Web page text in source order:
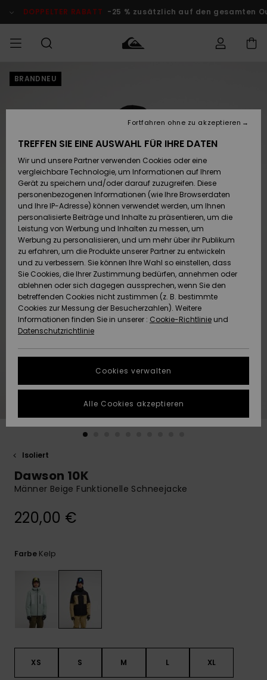
Produktinformation
DOPPELTER RABATT -25 % zusätzlich auf den gesamten
MÄNNER
Accessoires
Schuhe&
Flip-Flops
Surf
Snow
Brandneu
Highlights
Accessoires
Schuhe&
Flip-Flops
Surf
Snow
Brandneu
Highlights
FRAUEN
Brandneu
Highlights
Snow
SURF
Kinder
Highlights
Community
SNOW
Snow Shop
Kinder
Snow Shop
Damen
Highlights
Community
DOPPELTER
RABATT
KINDER
Outlet
Frauen
HILFE & KONTAKT
Retouren
Bezahlung
Geschenkkarte
Quiksilver
Freedom
Datenschutz
Starten Sie eine
um die
schnellste
Antwort auf Ihre
Finden Sie
NACHHALTIGKEIT
SHOPS
QUIKSILVER APP
WUNSCHLISTE
BRANDNEU
Isoliert
Dawson 10K
Männer Beige Funktionelle Schneejacke
220,00 €
Farbe Kelp
XS S M L XL
TREFFEN SIE EINE AUSWAHL FÜR IHRE DATEN
Wir und unsere Partner verwenden Cookies oder eine
vergleichbare Technologie, um Informationen auf Ihrem
Gerät zu speichern und/oder darauf zuzugreifen. Diese
personenbezogenen Informationen (wie Ihre Browserdaten
und Ihre IP-Adresse) können verwendet werden, um Ihnen
personalisierte Beiträge und Inhalte zu präsentieren, um die
Leistung von Werbung und Inhalten zu messen, um
Werbung zu personalisieren, und um mehr über ihr Publikum
zu erfahren, um die Produkte unserer Partner zu entwickeln
und zu verbessern. Sie können Ihre Wahl so einstellen, dass
Sie Cookies, die Ihrer Zustimmung bedürfen, annehmen oder
ablehnen oder sich dagegen aussprechen, wenn Sie den
betreffenden Cookies nicht zustimmen (z. B. bestimmte
Cookies zur Messung der Besucherzahlen). Weitere
Informationen finden Sie in unserer : Cookie-Richtlinie und
Datenschutzrichtlinie
Cookies verwalten
Fortfahren ohne zu akzeptieren
Alle Cookies akzeptieren